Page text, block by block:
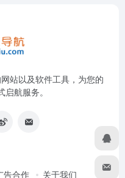
站以及软件工具，为您的
航服务。
告合作 关于我们